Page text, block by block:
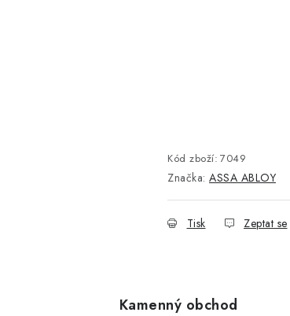
Kód zboží: 7049
Značka: ASSA ABLOY
Tisk Zeptat se
Kamenný obchod